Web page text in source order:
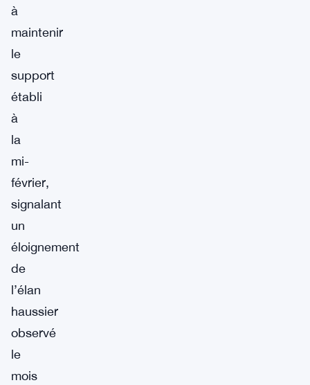
à
maintenir
le
support
établi
à
la
mi-
février,
signalant
un
éloignement
de
l’élan
haussier
observé
le
mois